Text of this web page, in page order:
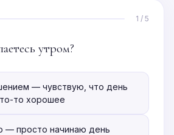
1 / 5
утром?
— чувствую, что день
то хорошее
— просто начинаю день